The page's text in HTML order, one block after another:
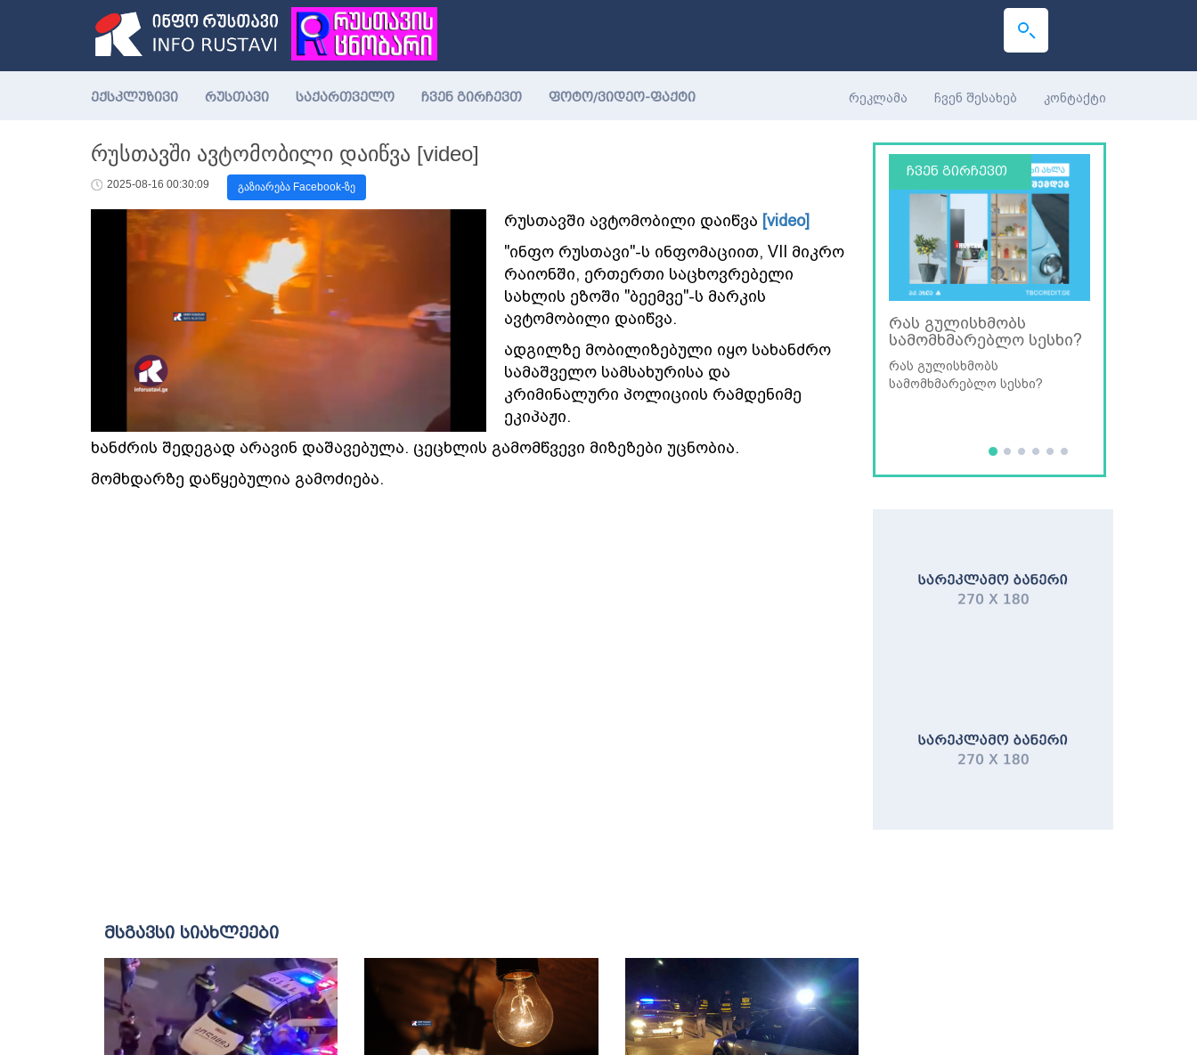
ექსკლუზივი რუსთავი საქართველო ჩვენ გირჩევთ ფოტო/ვიდეო-ფაქტი რეკლამა ჩვენ შესახებ კონტაქტი
რუსთავში ავტომობილი დაიწვა [video]
2025-08-16 00:30:09 გაზიარება Facebook-ზე
რუსთავში ავტომობილი დაიწვა [video]
"ინფო რუსთავი"-ს ინფომაციით, VII მიკრო
რაიონში, ერთერთი საცხოვრებელი
სახლის ეზოში "ბეემვე"-ს მარკის
ავტომობილი დაიწვა.
ადგილზე მობილიზებული იყო სახანძრო
სამაშველო სამსახურისა და
კრიმინალური პოლიციის რამდენიმე
ეკიპაჟი.
ხანძრის შედეგად არავინ დაშავებულა. ცეცხლის გამომწვევი მიზეზები უცნობია.
მომხდარზე დაწყებულია გამოძიება.
მსგავსი სიახლეები
ჩვენ გირჩევთ
რას გულისხმობს
სამომხმარებლო სესხი?
რას გულისხმობს
სამომხმარებლო სესხი?